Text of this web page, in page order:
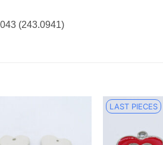
(243.0941)
LAST PIECES